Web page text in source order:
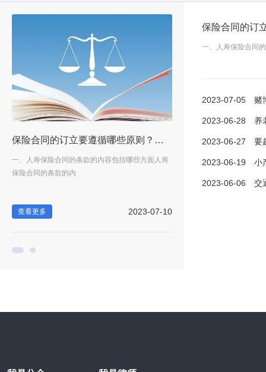
保险合同的订立要遵循哪些原则？人寿保险合同的条款都有哪些？_速递
一、人寿保险合同的条款的内容包括哪些方面人寿
保险合同的条款的内
查看更多 2023-07-10
一、赌博写的欠条法律生效
一、人寿保险合同
2023-07-05 赌博罪
2023-06-28 养老
2023-06-27 要起诉
2023-06-19 小产权
2023-06-06 交通肇